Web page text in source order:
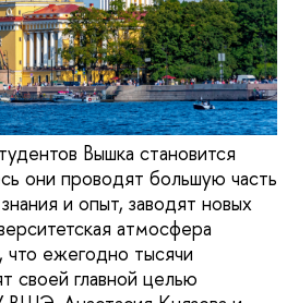
Вышка становится
они проводят большую часть
и опыт, заводят новых
атмосфера
что ежегодно тысячи
своей главной целью